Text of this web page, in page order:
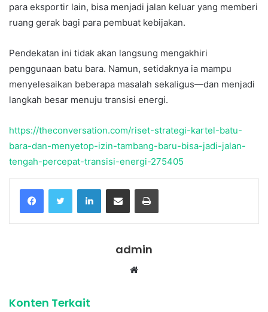
para eksportir lain, bisa menjadi jalan keluar yang memberi
ruang gerak bagi para pembuat kebijakan.
Pendekatan ini tidak akan langsung mengakhiri
penggunaan batu bara. Namun, setidaknya ia mampu
menyelesaikan beberapa masalah sekaligus—dan menjadi
langkah besar menuju transisi energi.
https://theconversation.com/riset-strategi-kartel-batu-
bara-dan-menyetop-izin-tambang-baru-bisa-jadi-jalan-
tengah-percepat-transisi-energi-275405
FacebookTwitter LinkedInShare via Email Print
admin
Website
Konten Terkait